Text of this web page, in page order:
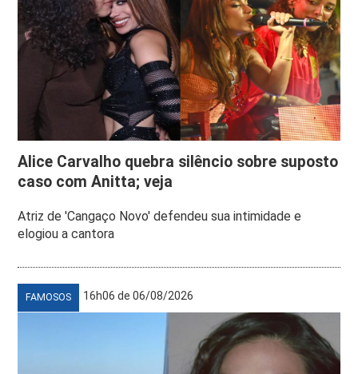
Alice Carvalho quebra silêncio sobre suposto
caso com Anitta; veja
Atriz de 'Cangaço Novo' defendeu sua intimidade e
elogiou a cantora
FAMOSOS 16h06 de 06/08/2026